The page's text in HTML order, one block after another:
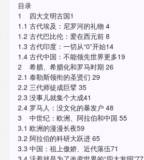
目录
1 四大文明古国1
1.1 古代埃及：尼罗河的礼物 4
1.2 古代巴比伦：爱在西元前 8
1.3 古代印度：一切从“0”开始14
1.4 古代中国：不能领先世界更多19
2 希腊、希腊化和罗马时期 26
2.1 泰勒斯领衔的圣贤们 29
2.2 三代师徒成巨擘 35
2.3 没事儿就集个大成41
2.4 罗马人：没文化的暴发户 48
3 中世纪：欧洲、阿拉伯和中国 55
3.1 欧洲的漫漫长夜59
3.2 阿拉伯的科研大跃进 65
3.3 中国：祖上傲娇、近代落伍71